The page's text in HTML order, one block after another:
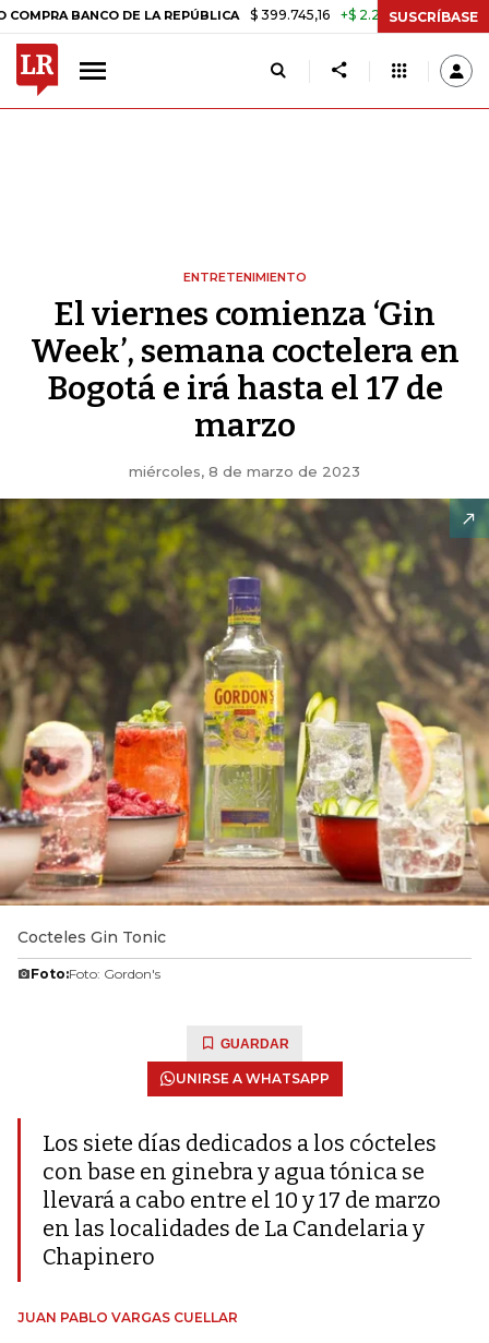
DE LA REPÚBLICA $ 399.745,16 +$ 2.295,71 +0,58% TASA DE
SUSCRÍBASE
ENTRETENIMIENTO
El viernes comienza ‘Gin
Week’, semana coctelera en
Bogotá e irá hasta el 17 de
marzo
miércoles, 8 de marzo de 2023
Cocteles Gin Tonic
Foto:Foto: Gordon's
GUARDAR
UNIRSE A WHATSAPP
Los siete días dedicados a los cócteles
con base en ginebra y agua tónica se
llevará a cabo entre el 10 y 17 de marzo
en las localidades de La Candelaria y
Chapinero
JUAN PABLO VARGAS CUELLAR